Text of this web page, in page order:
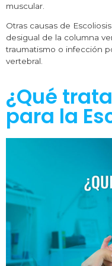
muscular.
Otras causas de
desigual de la columna
traumatismo o infección
vertebral.
¿Qué
para la